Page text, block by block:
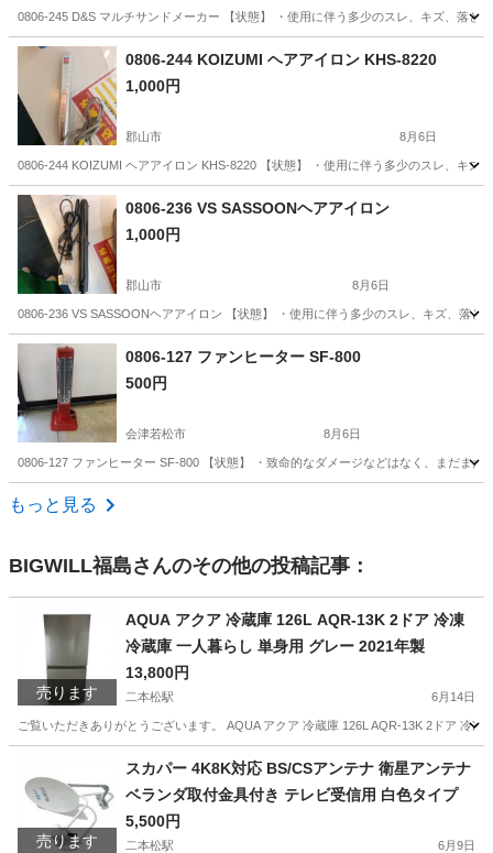
0806-245 D&S マルチサンドメーカー 【状態】 ・使用に伴う多少のスレ、キズ、落
福島 郡山市
0806-244 KOIZUMI ヘアアイロン KHS-8220
1,000円
郡山市 8月6日
0806-244 KOIZUMI ヘアアイロン KHS-8220 【状態】 ・使用に伴う多少のスレ、キ
福島 郡山市
0806-236 VS SASSOONヘアアイロン
1,000円
郡山市 8月6日
0806-236 VS SASSOONヘアアイロン 【状態】 ・使用に伴う多少のスレ、キズ、落
福島 郡山市 ヘアアイロン
0806-127 ファンヒーター SF-800
500円
会津若松市 8月6日
0806-127 ファンヒーター SF-800 【状態】 ・致命的なダメージなどはなく、まだま
福島 会津若松市
もっと見る
BIGWILL福島さんのその他の投稿記事：
売ります
AQUA アクア 冷蔵庫 126L AQR-13K 2ドア 冷凍
冷蔵庫 一人暮らし 単身用 グレー 2021年製
13,800円
二本松駅 6月14日
ご覧いただきありがとうございます。 AQUA アクア 冷蔵庫 126L AQR-13K 2ドア 冷
二本松駅 キッチン家電
売ります
スカパー 4K8K対応 BS/CSアンテナ 衛星アンテナ
ベランダ取付金具付き テレビ受信用 白色タイプ
5,500円
二本松駅 6月9日